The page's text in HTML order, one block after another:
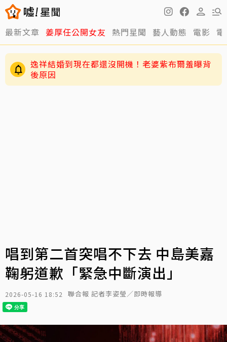
最新文章 姜厚任公開女友 熱門星聞 藝人動態 電影
逸祥結婚到現在都還沒開機！老婆紫布爾羞曝背
後原因
唱到第二首突唱不下去 中島美嘉
鞠躬道歉「緊急中斷演出」
2026-05-16 18:52 聯合報 記者李姿瑩／即時報導